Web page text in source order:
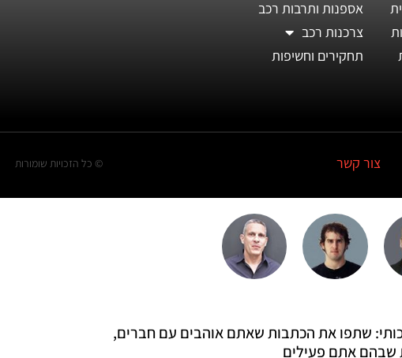
אספנות ותרבות רכב
צרכנות רכב
תחקירים וחשיפות
צור קשר © כל הזכויות שומורות
שתפו את הכתבות שאתם אוהבים עם חברים,
שבהם אתם פעילים